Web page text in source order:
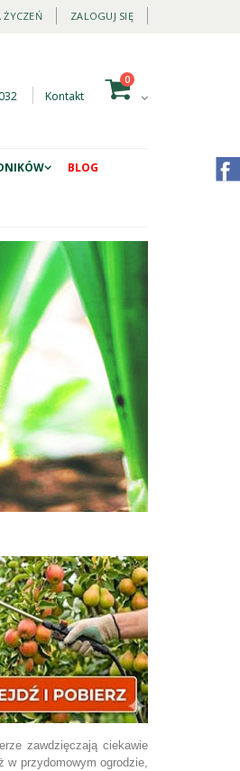
ŻYCZEŃ ZALOGUJ SIĘ
Kontakt
0
BLOG
zawdzięczają ciekawie
w przydomowym ogrodzie,